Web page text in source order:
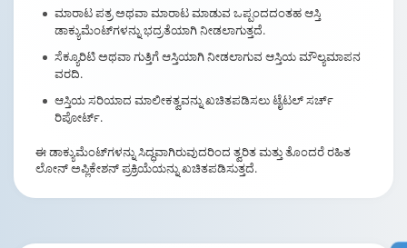
ಮಾರಾಟ ಪತ್ರ ಅಥವಾ ಮಾರಾಟ ಮಾಡುವ ಒಪ್ಪಂದದಂತಹ ಆಸ್ತಿ
ಡಾಕ್ಯುಮೆಂಟ್‌ಗಳನ್ನು ಭದ್ರತೆಯಾಗಿ ನೀಡಲಾಗುತ್ತದೆ.
ಸೆಕ್ಯೂರಿಟಿ ಅಥವಾ ಗುತ್ತಿಗೆ ಆಸ್ತಿಯಾಗಿ ನೀಡಲಾಗುವ ಆಸ್ತಿಯ ಮೌಲ್ಯಮಾಪನ
ವರದಿ.
ಆಸ್ತಿಯ ಸರಿಯಾದ ಮಾಲೀಕತ್ವವನ್ನು ಖಚಿತಪಡಿಸಲು ಟೈಟಲ್ ಸರ್ಚ್
ರಿಪೋರ್ಟ್.
ಈ ಡಾಕ್ಯುಮೆಂಟ್‌ಗಳನ್ನು ಸಿದ್ಧವಾಗಿರುವುದರಿಂದ ತ್ವರಿತ ಮತ್ತು ತೊಂದರೆ ರಹಿತ
ಲೋನ್ ಅಪ್ಲಿಕೇಶನ್ ಪ್ರಕ್ರಿಯೆಯನ್ನು ಖಚಿತಪಡಿಸುತ್ತದೆ.